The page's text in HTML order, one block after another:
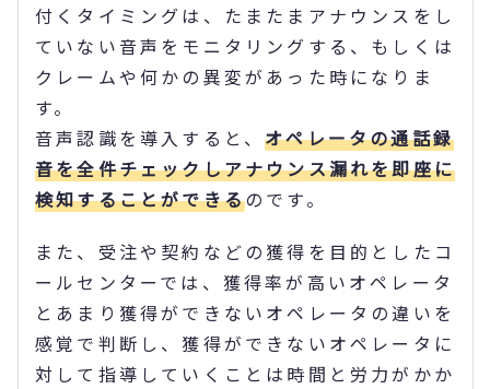
付くタイミングは、たまたまアナウンスをし
ていない音声をモニタリングする、もしくは
クレームや何かの異変があった時になりま
す。
音声認識を導入すると、オペレータの通話録
音を全件チェックしアナウンス漏れを即座に
検知することができるのです。
また、受注や契約などの獲得を目的としたコ
ールセンターでは、獲得率が高いオペレータ
とあまり獲得ができないオペレータの違いを
感覚で判断し、獲得ができないオペレータに
対して指導していくことは時間と労力がかか